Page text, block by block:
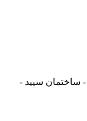
ساختمان سپید -